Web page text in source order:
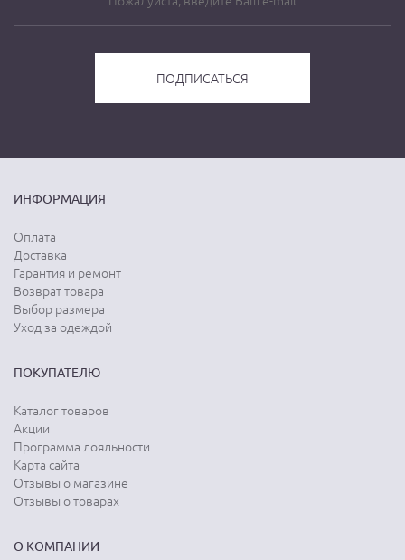
ИНФОРМАЦИЯ
Оплата
Доставка
Гарантия и ремонт
Возврат товара
Выбор размера
Уход за одеждой
ПОКУПАТЕЛЮ
Каталог товаров
Акции
Программа лояльности
Карта сайта
Отзывы о магазине
Отзывы о товарах
О КОМПАНИИ